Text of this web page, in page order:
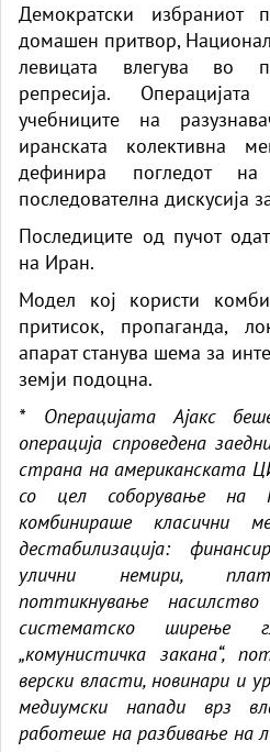
Демократски избраниот
домашен притвор,
левицата влегува во
репресија.
учебниците на
иранската колективна
дефинира погледот
последователна дискусија
Последиците од пучот
на Иран.
Модел кој користи
притисок, пропаганда,
апарат станува шема за
земји подоцна.
* Операцијата Ајакс
операција спроведена
страна на американската
со цел соборување на
комбинираше класични
дестабилизација:
улични немири,
поттикнување
систематско ширење
„комунистичка закана“,
верски власти, новинари и
медиумски напади врз
работеше на разбивање на